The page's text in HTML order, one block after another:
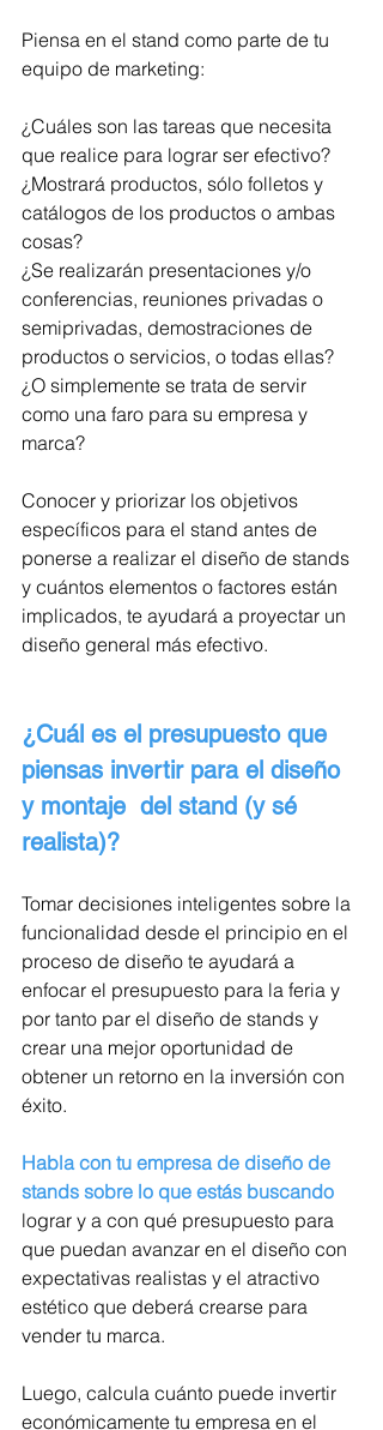
Piensa en el stand como parte de tu
equipo de marketing:
¿Cuáles son las tareas que necesita
que realice para lograr ser efectivo?
¿Mostrará productos, sólo folletos y
catálogos de los productos o ambas
cosas?
¿Se realizarán presentaciones y/o
conferencias, reuniones privadas o
semiprivadas, demostraciones de
productos o servicios, o todas ellas?
¿O simplemente se trata de servir
como una faro para su empresa y
marca?
Conocer y priorizar los objetivos
específicos para el stand antes de
ponerse a realizar el diseño de stands
y cuántos elementos o factores están
implicados, te ayudará a proyectar un
diseño general más efectivo.
¿Cuál es el presupuesto que
piensas invertir para el diseño
y montaje  del stand (y sé
realista)?
Tomar decisiones inteligentes sobre la
funcionalidad desde el principio en el
proceso de diseño te ayudará a
enfocar el presupuesto para la feria y
por tanto par el diseño de stands y
crear una mejor oportunidad de
obtener un retorno en la inversión con
éxito.
Habla con tu empresa de diseño de
stands sobre lo que estás buscando
lograr y a con qué presupuesto para
que puedan avanzar en el diseño con
expectativas realistas y el atractivo
estético que deberá crearse para
vender tu marca.
Luego, calcula cuánto puede invertir
económicamente tu empresa en el